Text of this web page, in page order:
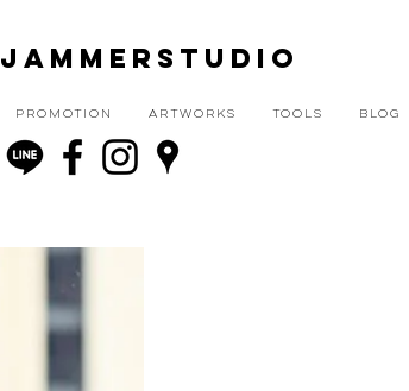
JAMMERSTUDIO
PROMOTION ARTWORKS TOOLS BLOG